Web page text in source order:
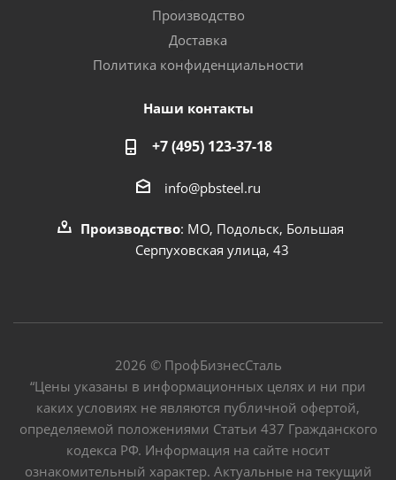
Производство
Доставка
Политика конфиденциальности
Наши контакты
+7 (495) 123-37-18
info@pbsteel.ru
Производство: МО, Подольск, Большая
Серпуховская улица, 43
2026 © ПрофБизнесСталь
“Цены указаны в информационных целях и ни при
каких условиях не являются публичной офертой,
определяемой положениями Статьи 437 Гражданского
кодекса РФ. Информация на сайте носит
ознакомительный характер. Актуальные на текущий